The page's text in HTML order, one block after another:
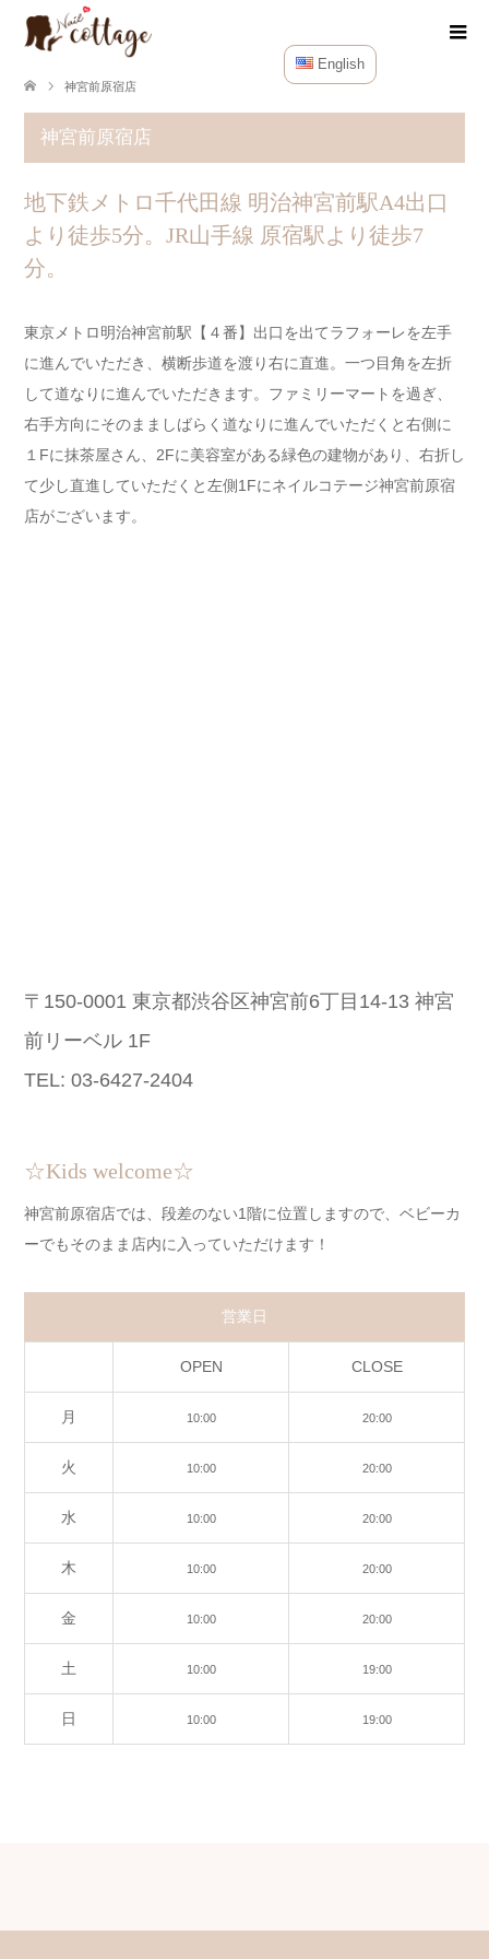
神宮前原宿店
神宮前原宿店
地下鉄メトロ千代田線 明治神宮前駅A4出口
より徒歩5分。JR山手線 原宿駅より徒歩7
分。
東京メトロ明治神宮前駅【４番】出口を出てラフォーレを左手
に進んでいただき、横断歩道を渡り右に直進。一つ目角を左折
して道なりに進んでいただきます。ファミリーマートを過ぎ、
右手方向にそのまましばらく道なりに進んでいただくと右側に
１Fに抹茶屋さん、2Fに美容室がある緑色の建物があり、右折し
て少し直進していただくと左側1Fにネイルコテージ神宮前原宿
店がございます。
〒150-0001 東京都渋谷区神宮前6丁目14-13 神宮
前リーベル 1F
TEL: 03-6427-2404
☆Kids welcome☆
神宮前原宿店では、段差のない1階に位置しますので、ベビーカ
ーでもそのまま店内に入っていただけます！
営業日
月
火
水
木
金
土
日
OPEN
10:00
10:00
10:00
10:00
10:00
10:00
10:00
CLOSE
20:00
20:00
20:00
20:00
20:00
19:00
19:00
English